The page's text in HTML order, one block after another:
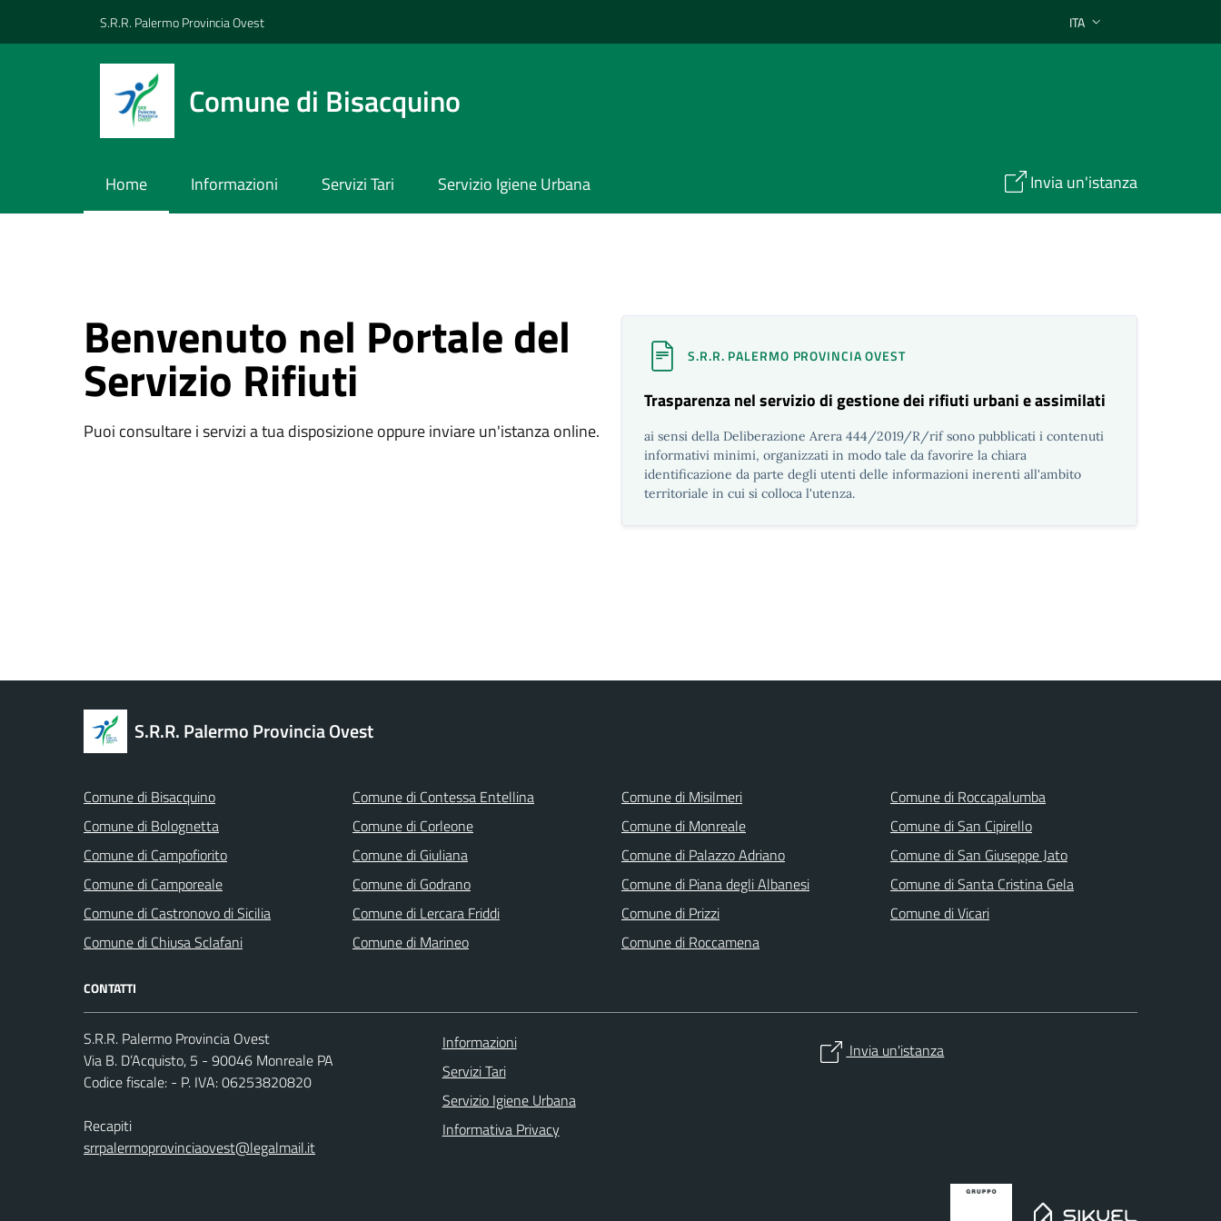
S.R.R. Palermo Provincia Ovest Lingua attiva:
ITA
Comune di Bisacquino
Home Informazioni Servizi Tari Servizio Igiene Urbana Invia un'istanza
Benvenuto nel Portale del
Servizio Rifiuti
Puoi consultare i servizi a tua disposizione oppure inviare un'istanza online.
S.R.R. PALERMO PROVINCIA OVEST
Trasparenza nel servizio di gestione dei rifiuti urbani e assimilati
ai sensi della Deliberazione Arera 444/2019/R/rif sono pubblicati i contenuti
informativi minimi, organizzati in modo tale da favorire la chiara
identificazione da parte degli utenti delle informazioni inerenti all'ambito
territoriale in cui si colloca l'utenza.
S.R.R. Palermo Provincia Ovest
Comune di Bisacquino
Comune di Bolognetta
Comune di Campofiorito
Comune di Camporeale
Comune di Castronovo di Sicilia
Comune di Chiusa Sclafani
Comune di Contessa Entellina
Comune di Corleone
Comune di Giuliana
Comune di Godrano
Comune di Lercara Friddi
Comune di Marineo
Comune di Misilmeri
Comune di Monreale
Comune di Palazzo Adriano
Comune di Piana degli Albanesi
Comune di Prizzi
Comune di Roccamena
Comune di Roccapalumba
Comune di San Cipirello
Comune di San Giuseppe Jato
Comune di Santa Cristina Gela
Comune di Vicari
CONTATTI
S.R.R. Palermo Provincia Ovest
Via B. D’Acquisto, 5 - 90046 Monreale PA
Codice fiscale: - P. IVA: 06253820820
Recapiti
srrpalermoprovinciaovest@legalmail.it
Informazioni
Servizi Tari
Servizio Igiene Urbana
Informativa Privacy
Invia un'istanza